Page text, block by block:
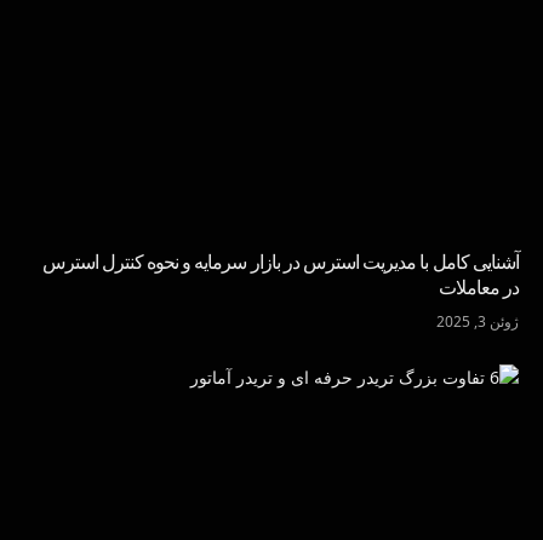
آشنایی کامل با مدیریت استرس در بازار سرمایه و نحوه کنترل استرس
در معاملات
ژوئن 3, 2025